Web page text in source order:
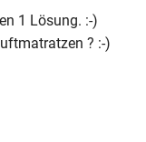
1 Lösung. :-)
? :-)